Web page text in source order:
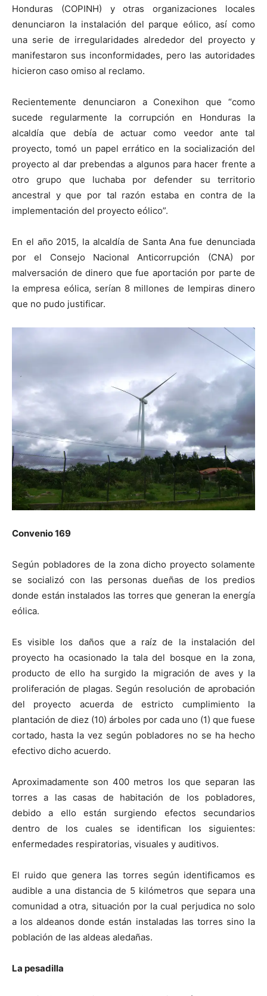
Honduras (COPINH) y otras organizaciones locales
denunciaron la instalación del parque eólico, así como
una serie de irregularidades alrededor del proyecto y
manifestaron sus inconformidades, pero las autoridades
hicieron caso omiso al reclamo.
Recientemente denunciaron a Conexihon que “como
sucede regularmente la corrupción en Honduras la
alcaldía que debía de actuar como veedor ante tal
proyecto, tomó un papel errático en la socialización del
proyecto al dar prebendas a algunos para hacer frente a
otro grupo que luchaba por defender su territorio
ancestral y que por tal razón estaba en contra de la
implementación del proyecto eólico”.
En el año 2015, la alcaldía de Santa Ana fue denunciada
por el Consejo Nacional Anticorrupción (CNA) por
malversación de dinero que fue aportación por parte de
la empresa eólica, serían 8 millones de lempiras dinero
que no pudo justificar.
Convenio 169
Según pobladores de la zona dicho proyecto solamente
se socializó con las personas dueñas de los predios
donde están instalados las torres que generan la energía
eólica.
Es visible los daños que a raíz de la instalación del
proyecto ha ocasionado la tala del bosque en la zona,
producto de ello ha surgido la migración de aves y la
proliferación de plagas. Según resolución de aprobación
del proyecto acuerda de estricto cumplimiento la
plantación de diez (10) árboles por cada uno (1) que fuese
cortado, hasta la vez según pobladores no se ha hecho
efectivo dicho acuerdo.
Aproximadamente son 400 metros los que separan las
torres a las casas de habitación de los pobladores,
debido a ello están surgiendo efectos secundarios
dentro de los cuales se identifican los siguientes:
enfermedades respiratorias, visuales y auditivos.
El ruido que genera las torres según identificamos es
audible a una distancia de 5 kilómetros que separa una
comunidad a otra, situación por la cual perjudica no solo
a los aldeanos donde están instaladas las torres sino la
población de las aldeas aledañas.
La pesadilla